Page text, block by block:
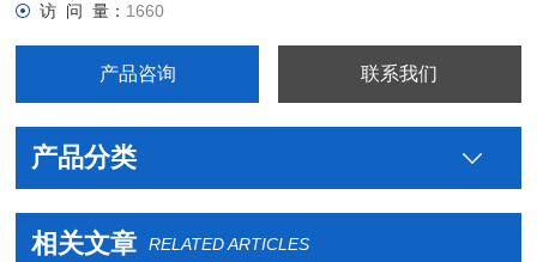
访 问 量： 1660
产品咨询 联系我们
产品分类
相关文章 RELATED ARTICLES